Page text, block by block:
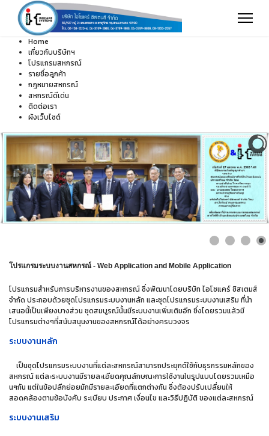
Home
เกี่ยวกับบริษัทฯ
โปรแกรมสหกรณ์
รายชื่อลูกค้า
กฎหมายสหกรณ์
สหกรณ์ดีเด่น
ติดต่อเรา
ผังเว็บไซต์
โปรแกรมระบบงานสหกรณ์ - Web Application and Mobile Application
โปรแกรมสำหรับการบริหารงานของสหกรณ์ ซึ่งพัฒนาโดยบริษัท ไอโซแคร์ ซิสเตมส์
จำกัด ประกอบด้วยชุดโปรแกรมระบบงานหลัก และชุดโปรแกรมระบบงานเสริม ที่นำ
เสนอนี้เป็นเพียงบางส่วน ชุดสมบูรณ์นั้นมีระบบงานเพิ่มเติมอีก ซึ่งโดยรวมแล้วมี
โปรแกรมต่างๆที่สนับสนุนงานของสหกรณ์ได้อย่างครบวงจร
ระบบงานหลัก
เป็นชุดโปรแกรมระบบงานที่แต่ละสหกรณ์สามารถประยุกต์ใช้กับธุรกรรมหลักของ
สหกรณ์ แต่ละระบบงานมีรายละเอียดคุณลักษณะการใช้งานในรูปแบบโดยรวมเหมือ
นๆกัน แต่ในข้อปลีกย่อยมักมีรายละเอียดที่แตกต่างกัน ซึ่งต้องปรับเปลี่ยนให้
สอดคล้องตามข้อบังคับ ระเบียบ ประกาศ เงื่อนไข และวิธีปฏิบัติ ของแต่ละสหกรณ์
ระบบงานเสริม